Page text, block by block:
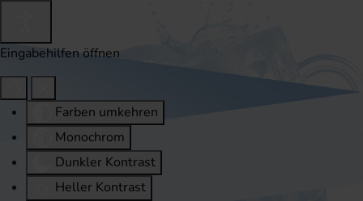
Eingabehilfen öffnen
Farben umkehren
Monochrom
Dunkler Kontrast
Heller Kontrast